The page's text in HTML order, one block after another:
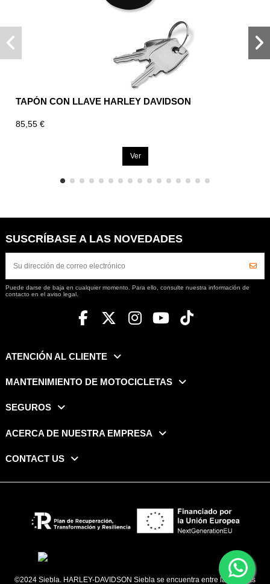
TAPÓN CON LLAVE HARLEY DAVIDSON
85,55 €
Ver
SUSCRÍBASE A LAS NOVEDADES
Puede darse de baja en cualquier momento. Para ello, consulte nuestra información de
contacto en el aviso legal.
ATENCIÓN AL CLIENTE
MANTENIMIENTO DE MOTOCICLETAS
SEGUROS
ACERCA DE NUESTRA EMPRESA
CONTACT US
©2024 Siebla. HARLEY-DAVIDSON Siebla se encuentra entre las marcas